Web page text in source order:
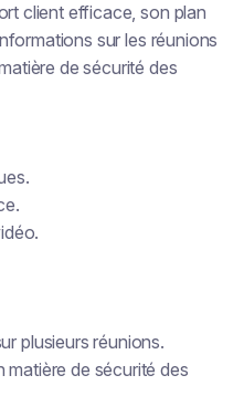
client efficace, son plan
sur les réunions
de sécurité des
plusieurs réunions.
de sécurité des